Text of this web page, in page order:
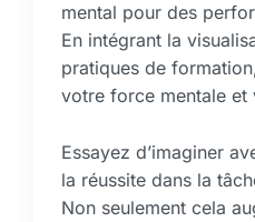
mental pour des
En intégrant la
pratiques de
votre force mentale et
Essayez d’imaginer
la réussite dans la
Non seulement cela